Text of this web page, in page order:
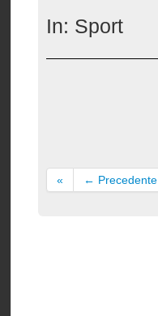
In: Sport
« ← Precedente